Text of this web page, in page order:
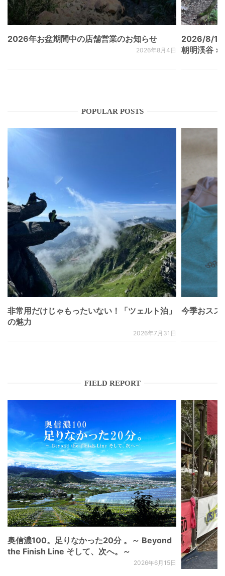
2026年お盆期間中の店舗営業のお知らせ
2026年8月4日
2026/8/
朝明渓谷 ×
POPULAR POSTS
非常用だけじゃもったいない！「ツェルト泊」
の魅力
2026年7月31日
今季おスス
FIELD REPORT
奥信濃100。足りなかった20分 。～ Beyond
the Finish Line そして、次へ。～
2026年6月15日